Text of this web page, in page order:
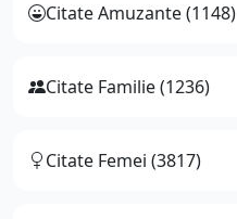
Citate Amuzante (1148)
Citate Familie (1236)
Citate Femei (3817)